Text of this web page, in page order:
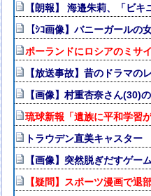
【朗報】 海邉朱莉、「ビ
【ｼｺ画像】バニーガール
ポーランドにロシアのミサ
【放送事故】昔のドラマ
【画像】村重杏奈さん
琉球新報「遺族に平和学習
トラウデン直美キャスタ
【画像】突然脱ぎだすゲー
【疑問】スポーツ漫画で